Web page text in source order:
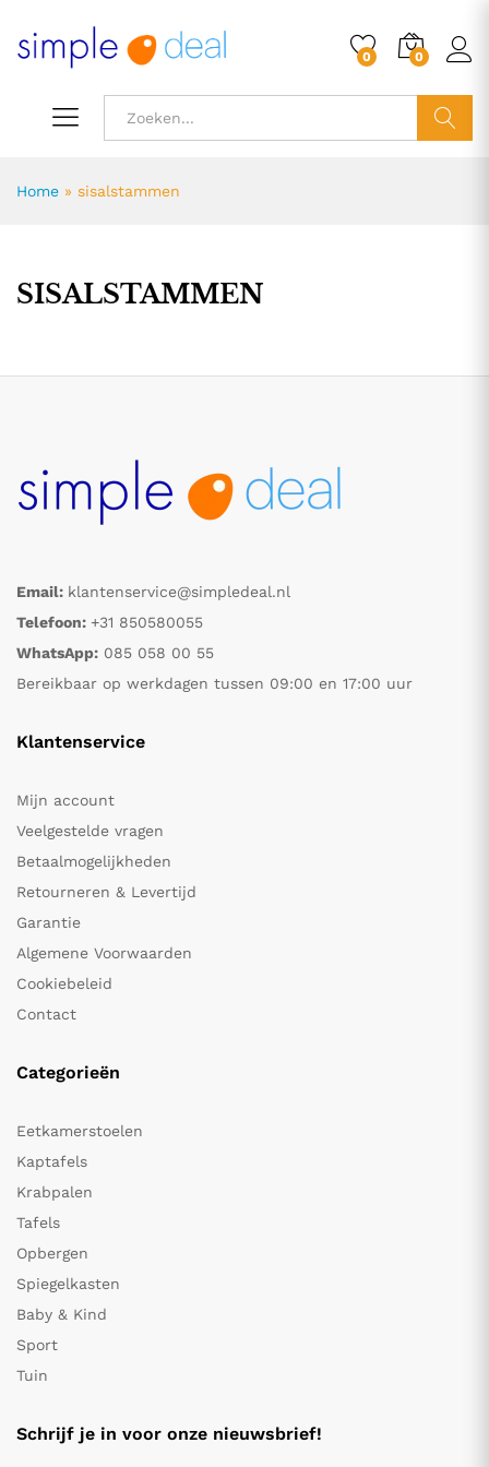
0 0
Home » sisalstammen
SISALSTAMMEN
Email: klantenservice@simpledeal.nl
Telefoon: +31 850580055
WhatsApp: 085 058 00 55
Bereikbaar op werkdagen tussen 09:00 en 17:00 uur
Klantenservice
Mijn account
Veelgestelde vragen
Betaalmogelijkheden
Retourneren & Levertijd
Garantie
Algemene Voorwaarden
Cookiebeleid
Contact
Categorieën
Eetkamerstoelen
Kaptafels
Krabpalen
Tafels
Opbergen
Spiegelkasten
Baby & Kind
Sport
Tuin
Schrijf je in voor onze nieuwsbrief!